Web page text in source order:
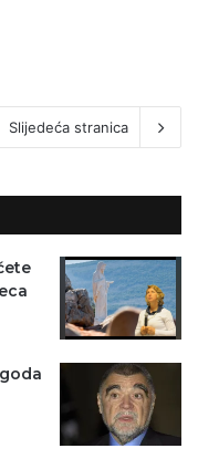
Slijedeća stranica